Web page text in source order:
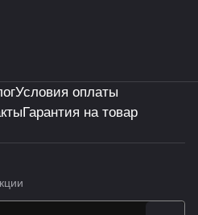
Условия оплаты
Гарантия на товар